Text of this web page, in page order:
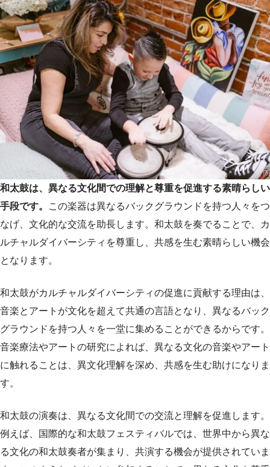
和太鼓は、異なる文化間での理解と尊重を促進する素晴らしい
手段です。
この楽器は異なるバックグラウンドを持つ人々をつ
なげ、文化的な交流を助長します。和太鼓を奏でることで、カ
ルチャルダイバーシティを尊重し、共感を生む素晴らしい機会
となります。
和太鼓がカルチャルダイバーシティの促進に貢献する理由は、
音楽とアートが文化を超えて共通の言語となり、異なるバック
グラウンドを持つ人々を一堂に集めることができるからです。
音楽療法やアートの研究によれば、異なる文化の音楽やアート
に触れることは、異文化理解を深め、共感を生む助けになりま
す。
和太鼓の演奏は、異なる文化間での交流と理解を促進します。
例えば、国際的な和太鼓フェスティバルでは、世界中から異な
る文化の和太鼓奏者が集まり、共演する機会が提供されていま